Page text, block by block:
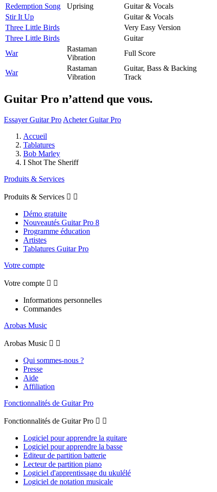
Redemption Song
Uprising
Guitar & Vocals
Stir It Up
Guitar & Vocals
Three Little Birds
Very Easy Version
Three Little Birds
Guitar
War
Rastaman
Vibration
Full Score
War
Rastaman
Vibration
Guitar, Bass & Backing
Track
Guitar Pro n’attend que vous.
Essayer Guitar Pro Acheter Guitar Pro
Accueil
Tablatures
Bob Marley
I Shot The Sheriff
Produits & Services
Produits & Services  
Démo gratuite
Nouveautés Guitar Pro 8
Programme éducation
Artistes
Tablatures Guitar Pro
Votre compte
Votre compte  
Informations personnelles
Commandes
Arobas Music
Arobas Music  
Qui sommes-nous ?
Presse
Aide
Affiliation
Fonctionnalités de Guitar Pro
Fonctionnalités de Guitar Pro  
Logiciel pour apprendre la guitare
Logiciel pour apprendre la basse
Editeur de partition batterie
Lecteur de partition piano
Logiciel d'apprentissage du ukulélé
Logiciel de notation musicale